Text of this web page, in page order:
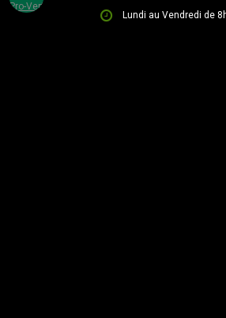
Lundi au Vendredi de